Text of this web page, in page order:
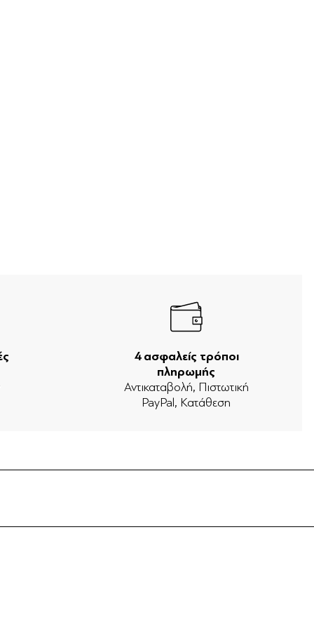
4 ασφαλείς τρόποι
πληρωμής
Αντικαταβολή, Πιστωτική
PayPal, Κατάθεση